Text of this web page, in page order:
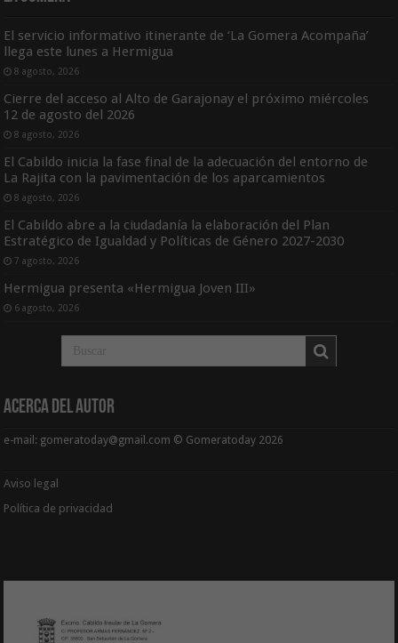
El servicio informativo itinerante de ‘La Gomera Acompaña’
llega este lunes a Hermigua
8 agosto, 2026
Cierre del acceso al Alto de Garajonay el próximo miércoles
12 de agosto del 2026
8 agosto, 2026
El Cabildo inicia la fase final de la adecuación del entorno de
La Rajita con la pavimentación de los aparcamientos
8 agosto, 2026
El Cabildo abre a la ciudadanía la elaboración del Plan
Estratégico de Igualdad y Políticas de Género 2027-2030
7 agosto, 2026
Hermigua presenta «Hermigua Joven III»
6 agosto, 2026
Acerca del Autor
e-mail: gomeratoday@gmail.com © Gomeratoday 2026
Aviso legal
Política de privacidad